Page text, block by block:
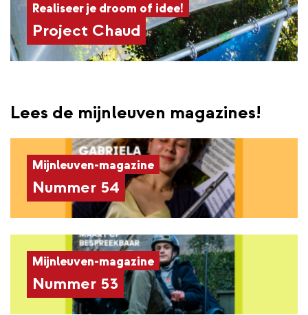
Realiseer je droom of idee!
Project Chaud
Lees de mijnleuven magazines!
Mijnleuven-magazine
Nummer 54
Mijnleuven-magazine
Nummer 53